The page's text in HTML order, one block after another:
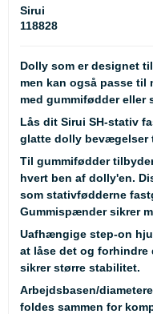
Sirui
118828
Dolly som er designet
men kan også passe til
med gummifødder eller
Lås dit Sirui SH-stativ
glatte dolly bevægelser
Til gummifødder
hvert ben af dolly'en.
som stativfødderne
Gummispænder sikrer
Uafhængige step-on
at låse det og
sikrer større stabilitet.
Arbejdsbasen/
foldes sammen for